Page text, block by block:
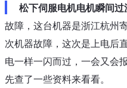
松下伺服电机电机瞬间
故障，这台机器是浙江杭州
次机器故障，这次是上电后
电一样一闪而过，一会又会
先查了一些资料来看看。